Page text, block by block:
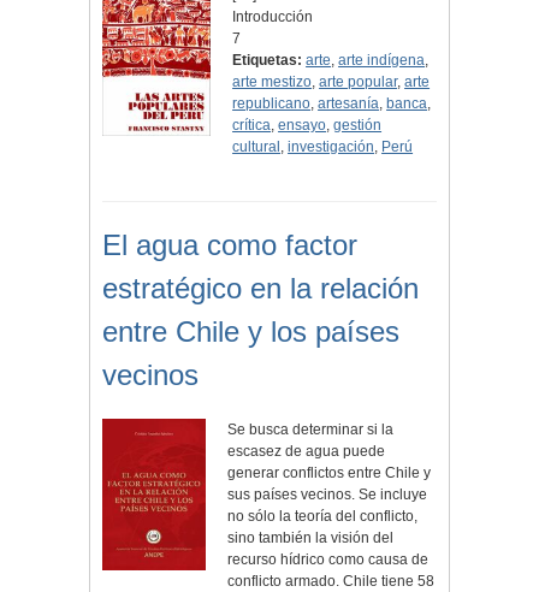
Introducción
7
Etiquetas: arte,arte indígena,
arte mestizo,arte popular,arte
republicano,artesanía, banca,
crítica,ensayo,gestión
cultural ,investigación, Perú
El agua como factor
estratégico en la relación
entre Chile y los países
vecinos
Se busca determinar si la
escasez de agua puede
generar conflictos entre Chile y
sus países vecinos. Se incluye
no sólo la teoría del conflicto,
sino también la visión del
recurso hídrico como causa de
conflicto armado. Chile tiene 58